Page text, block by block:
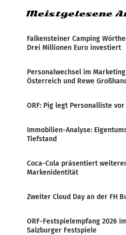
Meistgelesene
Falkensteiner Camping
Drei Millionen Euro investiert
Personalwechsel im
Österreich und Rewe
ORF: Pig legt Personalliste vor
Immobilien-Analyse:
Tiefstand
Coca-Cola präsentiert
Markenidentität
Zweiter Cloud Day an der FH
ORF-Festspielempfang 2026
Salzburger Festspiele